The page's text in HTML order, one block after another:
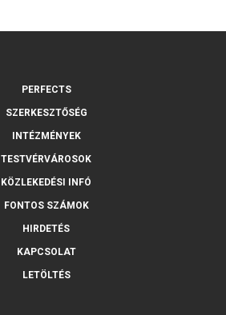
PERFECTS
SZERKESZTŐSÉG
INTÉZMÉNYEK
TESTVÉRVÁROSOK
KÖZLEKEDÉSI INFÓ
FONTOS SZÁMOK
HIRDETÉS
KAPCSOLAT
LETÖLTÉS